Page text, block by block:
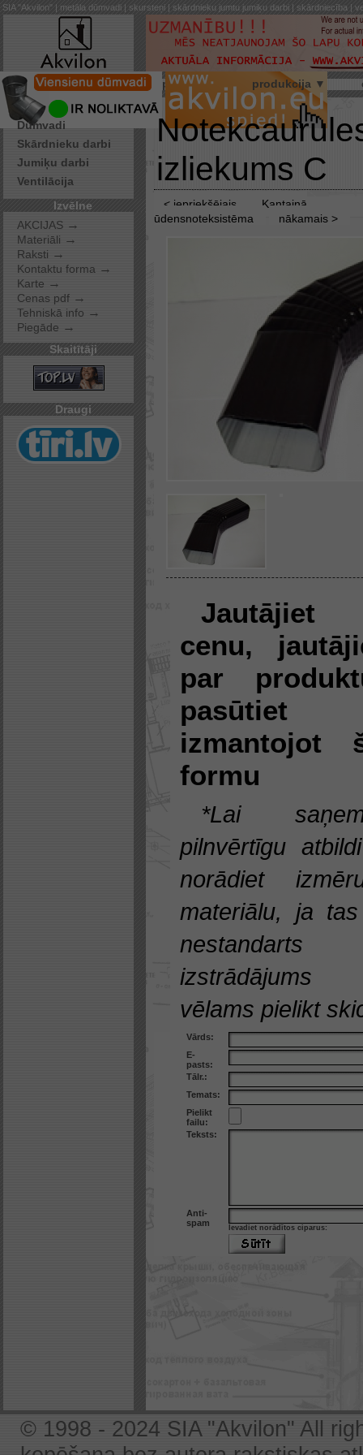
SIA "Akvilon" | metāla dūmvadi | skursteņi | skārdnieku jumtu jumiķu darbi | skārdniecība |
par mums produkcija ▼
Pakalpojumi
Dūmvadi
Skārdnieku darbi
Jumiķu darbi
Ventilācija
Izvēlne
AKCIJAS →
Materiāli →
Raksti →
Kontaktu forma →
Karte →
Cenas pdf →
Tehniskā info →
Piegāde →
Skaitītāji
Draugi
izliekums C
< iepriekšējais
Kantainā
ūdensnoteksistēma
nākamais >
Jautājiet
cenu,
par
pasūtiet
izmantojot
formu
*Lai
pilnvērtīgu
norādiet
materiālu, ja
nestandarts
vēlams pielikt
Vārds:
E-
pasts:
Tālr.:
Temats:
Pielikt
failu:
Teksts:
Anti-
spam
Ievadiet norādītos ciparus:
© 1998 - 2024 SIA "Akvilon" All